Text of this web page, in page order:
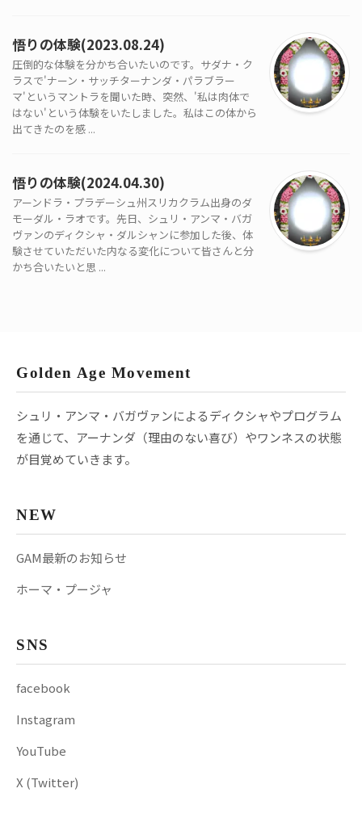
悟りの体験(2023.08.24)
圧倒的な体験を分かち合いたいのです。サダナ・ク
ラスで'ナーン・サッチターナンダ・パラブラー
マ'というマントラを聞いた時、突然、'私は肉体で
はない'という体験をいたしました。私はこの体から
出てきたのを感 ...
悟りの体験(2024.04.30)
アーンドラ・プラデーシュ州スリカクラム出身のダ
モーダル・ラオです。先日、シュリ・アンマ・バガ
ヴァンのディクシャ・ダルシャンに参加した後、体
験させていただいた内なる変化について皆さんと分
かち合いたいと思 ...
Golden Age Movement
シュリ・アンマ・バガヴァンによるディクシャやプログラム
を通じて、アーナンダ（理由のない喜び）やワンネスの状態
が目覚めていきます。
NEW
GAM最新のお知らせ
ホーマ・プージャ
SNS
facebook
Instagram
YouTube
X (Twitter)